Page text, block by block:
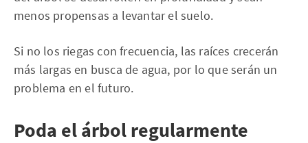
menos propensas a levantar el suelo.
Si no los riegas con frecuencia, las raíces crecerán
más largas en busca de agua, por lo que serán un
problema en el futuro.
Poda el árbol regularmente